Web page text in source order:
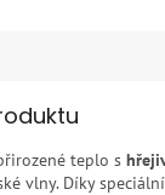
teplo s
vlny. Díky